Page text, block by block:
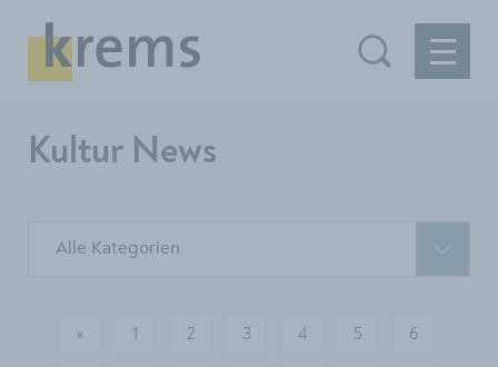
Kultur News
Alle Kategorien
vorherige
« 1 2 3 4 5 6